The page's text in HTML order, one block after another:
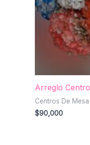
Arreglo
Centros De Mesa
$90,000